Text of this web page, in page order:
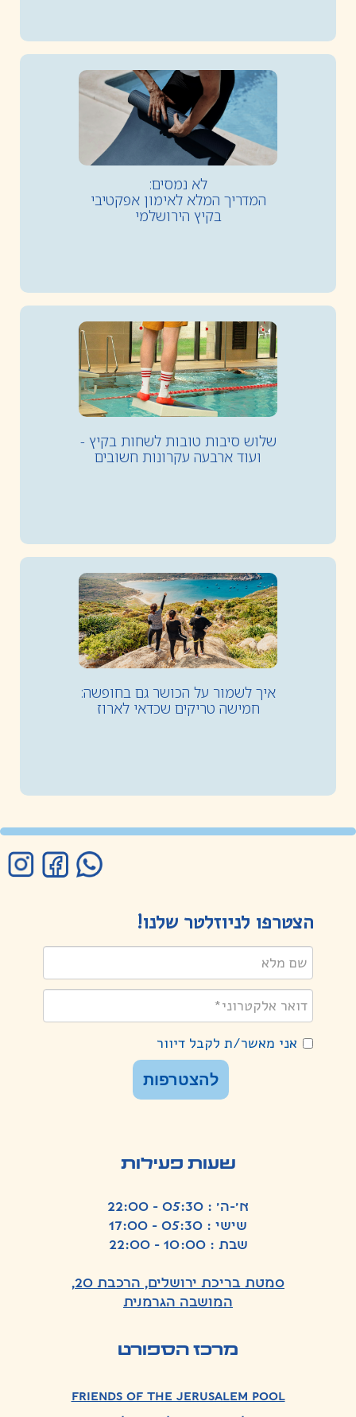
לא נמסים:
המדריך המלא לאימון אפקטיבי
בקיץ הירושלמי
שלוש סיבות טובות לשחות בקיץ -
ועוד ארבעה עקרונות חשובים
איך לשמור על הכושר גם בחופשה:
חמישה טריקים שכדאי לארוז
הצטרפו לניוזלטר שלנו!
אני מאשר/ת לקבל דיוור
להצטרפות
שעות פעילות
א׳-ה׳ : 05:30 - 22:00
שישי : 05:30 - 17:00
שבת : 10:00 - 22:00
סמטת בריכת ירושלים, הרכבת 20,
המושבה הגרמנית
מרכז הספורט
friends of the jerusalem pool